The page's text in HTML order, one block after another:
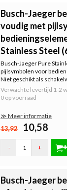
Busch-Jaeger
voudig met
Stainless Steel
Busch-Jaeger Pure
pijlsymbolen voor
Niet geschikt als
schakelaars, zie
bedieningselementen
Verwachte levertijd 1-2
0 op voorraad
≫ Meer informatie
13,92 10,58
- +
Busch-Jaeger